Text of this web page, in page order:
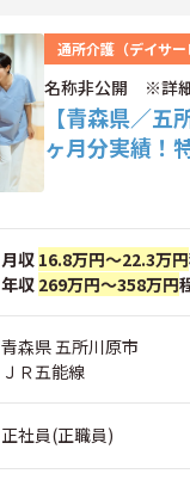
通所介護（デイサー
名称非公開 ※詳
【青森県／
ヶ月分実績！
月収 16.8万円～22.3万円
年収 269万円～358万円
青森県 五所川原市
ＪＲ五能線
正社員(正職員)